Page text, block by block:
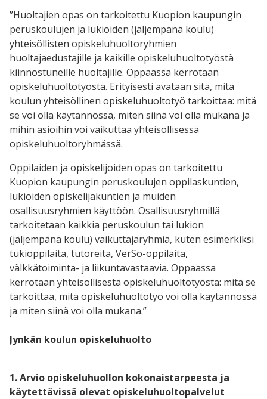
”Huoltajien opas on tarkoitettu Kuopion kaupungin
peruskoulujen ja lukioiden (jäljempänä koulu)
yhteisöllisten opiskeluhuoltoryhmien
huoltajaedustajille ja kaikille opiskeluhuoltotyöstä
kiinnostuneille huoltajille. Oppaassa kerrotaan
opiskeluhuoltotyöstä. Erityisesti avataan sitä, mitä
koulun yhteisöllinen opiskeluhuoltotyö tarkoittaa: mitä
se voi olla käytännössä, miten siinä voi olla mukana ja
mihin asioihin voi vaikuttaa yhteisöllisessä
opiskeluhuoltoryhmässä.
Oppilaiden ja opiskelijoiden opas on tarkoitettu
Kuopion kaupungin peruskoulujen oppilaskuntien,
lukioiden opiskelijakuntien ja muiden
osallisuusryhmien käyttöön. Osallisuusryhmillä
tarkoitetaan kaikkia peruskoulun tai lukion
(jäljempänä koulu) vaikuttajaryhmiä, kuten esimerkiksi
tukioppilaita, tutoreita, VerSo-oppilaita,
välkkätoiminta- ja liikuntavastaavia. Oppaassa
kerrotaan yhteisöllisestä opiskeluhuoltotyöstä: mitä se
tarkoittaa, mitä opiskeluhuoltotyö voi olla käytännössä
ja miten siinä voi olla mukana.”
Jynkän koulun opiskeluhuolto
1. Arvio opiskeluhuollon kokonaistarpeesta ja
käytettävissä olevat opiskeluhuoltopalvelut